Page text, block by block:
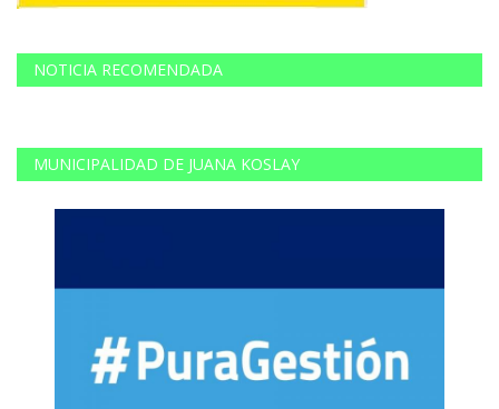
NOTICIA RECOMENDADA
MUNICIPALIDAD DE JUANA KOSLAY